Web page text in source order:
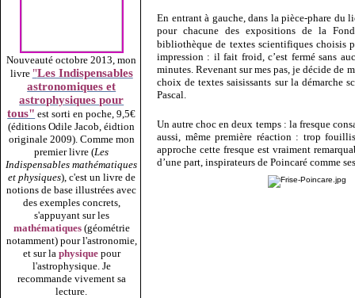
Nouveauté octobre 2013, mon
livre "Les Indispensables
astronomiques et
astrophysiques pour
tous" est sorti en poche, 9,5€
(éditions Odile Jacob, éidtion
originale 2009). Comme mon
premier livre (Les
Indispensables mathématiques
et physiques), c'est un livre de
notions de base illustrées avec
des exemples concrets,
s'appuyant sur les
mathématiques(géométrie
notamment) pour l'astronomie,
et sur la physiquepour
l'astrophysique. Je
recommande vivement sa
lecture.
En entrant à gauche, dans la pièce-phare du
pour chacune des expositions de la
bibliothèque de textes scientifiques choisis
impression : il fait froid, c’est fermé sans
minutes. Revenant sur mes pas, je décide de
choix de textes saisissants sur la démarche
Pascal.
Un autre choc en deux temps : la fresque
aussi, même première réaction : trop
approche cette fresque est vraiment
d’une part, inspirateurs de Poincaré comme